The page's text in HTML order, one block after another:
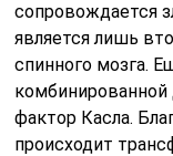
сопровождается
является лишь
спинного мозга.
комбинированной
фактор Касла.
происходит